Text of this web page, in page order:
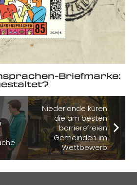
Briefmarke:
Niederlande küren
die am besten
barrierefreien
Gemeinden im
Wettbewerb